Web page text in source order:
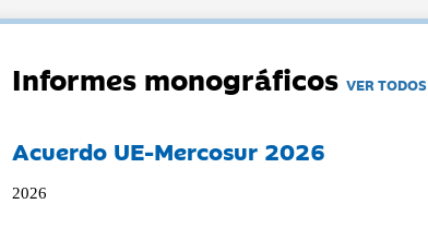
Informes monográficosVER TODOS
Acuerdo UE-Mercosur 2026
2026